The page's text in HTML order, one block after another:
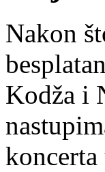
Nakon
Kodža i